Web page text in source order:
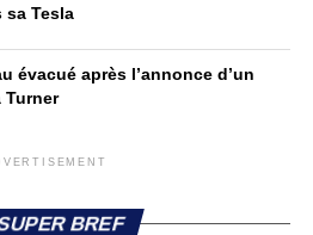
Tesla
évacué après l’annonce d’un
Turner
BREF